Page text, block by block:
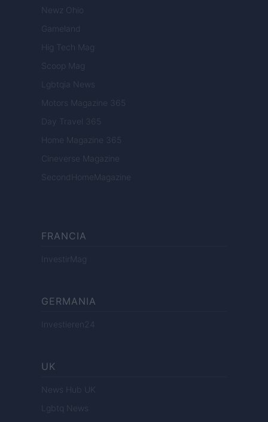
Newz Ohio
Gameland
Hig Tech Mag
Scoop Mag
Lgbtqia News
Motors Magazine 365
Day Travel 365
Home Magazine 365
Cineverse Magazine
SecondHomeMagazine
FRANCIA
InvestirMag
GERMANIA
Investieren24
UK
News Hub UK
Lgbtq News